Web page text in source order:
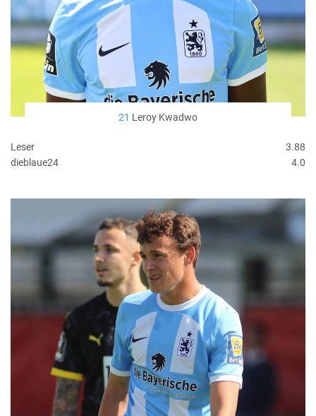
21 Leroy Kwadwo
Leser
3.88
dieblaue24
4.0